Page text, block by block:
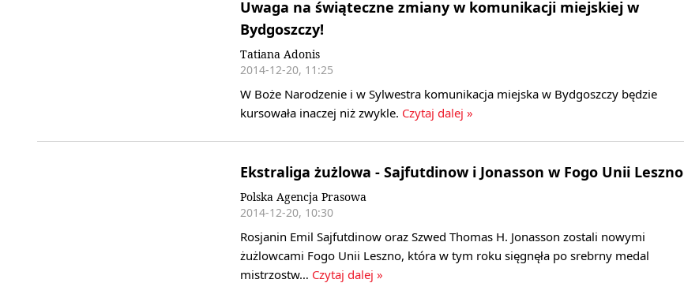
Uwaga na świąteczne zmiany w komunikacji miejskiej w
Bydgoszczy!
Tatiana Adonis
2014-12-20, 11:25
W Boże Narodzenie i w Sylwestra komunikacja miejska w Bydgoszczy będzie
kursowała inaczej niż zwykle. Czytaj dalej »
Ekstraliga żużlowa - Sajfutdinow i Jonasson w Fogo Unii Leszno
Polska Agencja Prasowa
2014-12-20, 10:30
Rosjanin Emil Sajfutdinow oraz Szwed Thomas H. Jonasson zostali nowymi
żużlowcami Fogo Unii Leszno, która w tym roku sięgnęła po srebrny medal
mistrzostw… Czytaj dalej »